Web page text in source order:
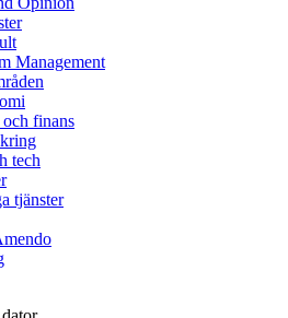
Management
finans
tech
tjänster